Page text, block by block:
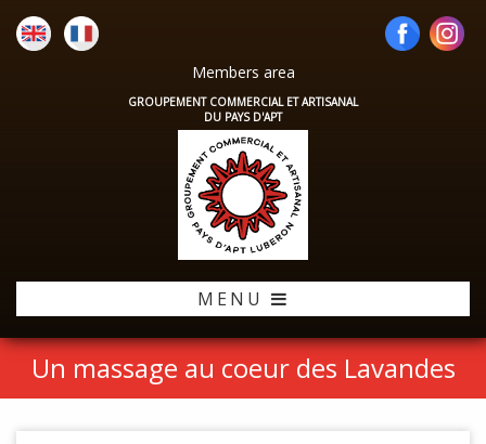
Members area
GROUPEMENT COMMERCIAL ET ARTISANAL
DU PAYS D'APT
MENU
Un massage au coeur des Lavandes